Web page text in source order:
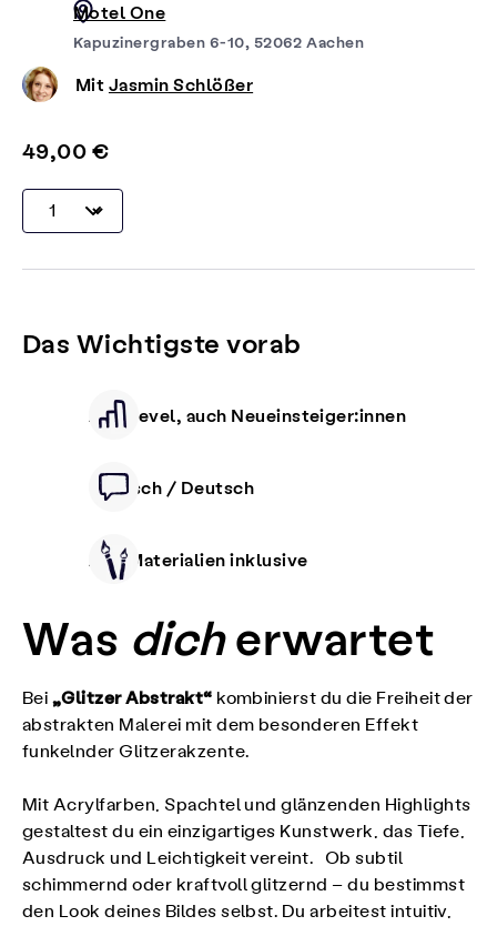
Motel One
Kapuzinergraben 6-10, 52062 Aachen
Mit Jasmin Schlößer
49,00 €
Das Wichtigste vorab
Alle Level, auch Neueinsteiger:innen
Deutsch / Deutsch
Alle Materialien inklusive
Was dicherwartet
Bei „Glitzer Abstrakt“ kombinierst du die Freiheit der
abstrakten Malerei mit dem besonderen Effekt
funkelnder Glitzerakzente.
Mit Acrylfarben, Spachtel und glänzenden Highlights
gestaltest du ein einzigartiges Kunstwerk, das Tiefe,
Ausdruck und Leichtigkeit vereint. Ob subtil
schimmernd oder kraftvoll glitzernd – du bestimmst
den Look deines Bildes selbst. Du arbeitest intuitiv,